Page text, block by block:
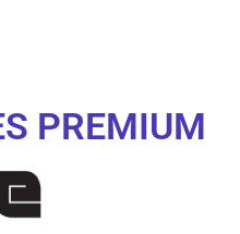
PREMIUM